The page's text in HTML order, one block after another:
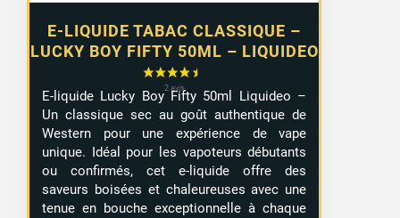
E-LIQUIDE TABAC CLASSIQUE –
LUCKY BOY FIFTY 50ML – LIQUIDEO
E-liquide Lucky Boy Fifty 50ml Liquideo –
Un classique sec au goût authentique de
Western pour une expérience de vape
unique. Idéal pour les vapoteurs débutants
ou confirmés, cet e-liquide offre des
saveurs boisées et chaleureuses avec une
tenue en bouche exceptionnelle à chaque